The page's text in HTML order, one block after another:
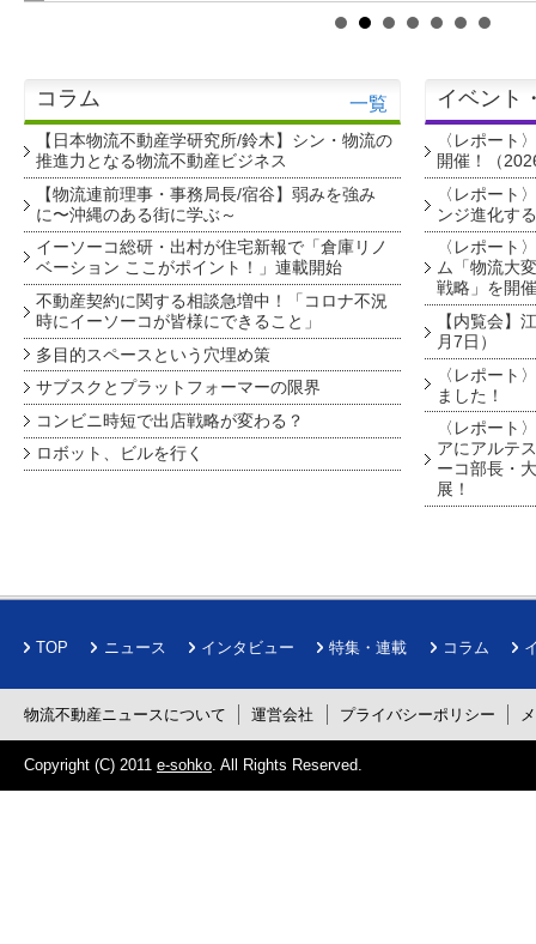
コラム 一覧
【日本物流不動産学研究所/鈴木】シン・物流の
推進力となる物流不動産ビジネス
【物流連前理事・事務局長/宿谷】弱みを強み
に〜沖縄のある街に学ぶ～
イーソーコ総研・出村が住宅新報で「倉庫リノ
ベーション ここがポイント！」連載開始
不動産契約に関する相談急増中！「コロナ不況
時にイーソーコが皆様にできること」
多目的スペースという穴埋め策
サブスクとプラットフォーマーの限界
コンビニ時短で出店戦略が変わる？
ロボット、ビルを行く
イベント
〈レポート
開催！（
〈レポート
ンジ進化す
〈レポート
ム「物流大
戦略」を開
【内覧会】
月7日）
〈レポート
ました！
〈レポート
アにアルテ
ーコ部長・
展！
TOP ニュース インタビュー 特集・連載 コラム
物流不動産ニュースについて 運営会社 プライバシーポリシー
Copyright (C) 2011 e-sohko. All Rights Reserved.